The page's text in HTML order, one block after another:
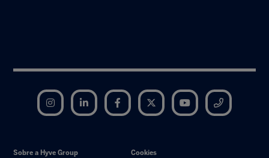
Instagram LinkedIn Facebook Twitter YouTube
Sobre a Hyve Group Cookies